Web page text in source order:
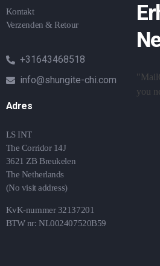
Kontakt
Verzenden & Retour
+31643468518
info@shungite-chi.com
Adres
LS INT
The Corridor 14J
3621 ZB Breukelen
The Netherlands
(No visit address)
KvK-nummer 32137201
BTW nr: NL002407520B59
you